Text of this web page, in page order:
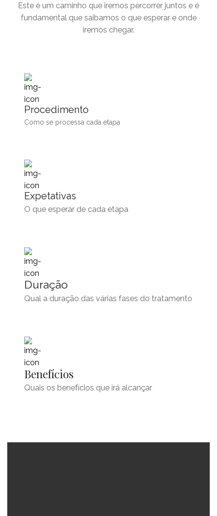
Este é um caminho que iremos percorrer juntos e é
fundamental que saibamos o que esperar e onde
iremos chegar.
Procedimento
Como se processa cada etapa
Expetativas
O que esperar de cada etapa
Duração
Qual a duração das várias fases do tratamento
Benefícios
Quais os benefícios que irá alcançar